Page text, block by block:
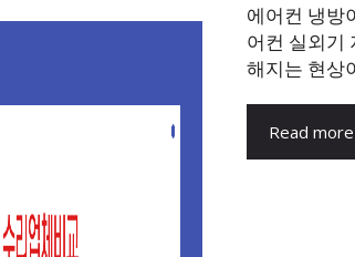
에어컨 냉방
어컨 실외기
해지는 현상
Read more